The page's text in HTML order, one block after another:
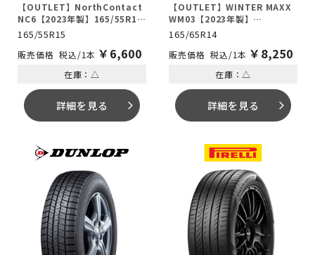
【OUTLET】NorthContact
NC6【2023年製】165/55R15
75T
165/55R15
税込/1本 ￥ 6,600
在庫：△
詳細を見る arrow_forward_ios
【OUTLET】WINTER MAXX
WM03【2023年製】
165/65R14 79Q
165/65R14
税込/1本 ￥ 8,250
在庫：△
詳細を見る arrow_forward_ios